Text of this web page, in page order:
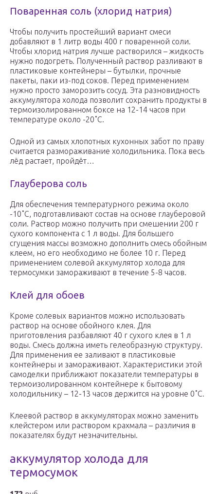
Поваренная соль (хлорид натрия)
Чтобы получить простейший вариант смеси
добавляют в 1 литр воды 400 г поваренной соли.
Чтобы хлорид натрия лучше растворился – жидкость
нужно подогреть. Полученный раствор разливают в
пластиковые контейнеры – бутылки, прочные
пакеты, паки из-под соков. Перед применением
нужно просто заморозить сосуд. Эта разновидность
аккумулятора холода позволит сохранить продукты в
термоизолированном боксе на 12-14 часов при
температуре около -20˚С.
Одной из самых хлопотных кухонных забот по праву
считается размораживание холодильника. Пока весь
лёд растает, пройдёт…
Глауберова соль
Для обеспечения температурного режима около
-10˚С, подготавливают состав на основе глауберовой
соли. Раствор можно получить при смешении 200 г
сухого компонента с 1 л воды. Для большего
сгущения массы возможно дополнить смесь обойным
клеем, но его необходимо не более 10 г. Перед
применением солевой аккумулятор холода для
термосумки замораживают в течение 5-8 часов.
Клей для обоев
Кроме солевых вариантов можно использовать
раствор на основе обойного клея. Для
приготовления разбавляют 40 г сухого клея в 1 л
воды. Смесь должна иметь гелеобразную структуру.
Для применения ее заливают в пластиковые
контейнеры и замораживают. Характеристики этой
самоделки приближают показатели температуры в
термоизолированном контейнере к бытовому
холодильнику – 12-13 часов держится на уровне 0˚С.
Клеевой раствор в аккумуляторах можно заменить
клейстером или раствором крахмала – различия в
показателях будут незначительны.
аккумулятор холода для
термосумок